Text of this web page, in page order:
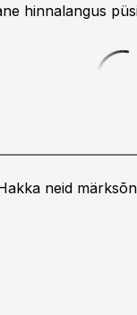
hinnalangus
neid